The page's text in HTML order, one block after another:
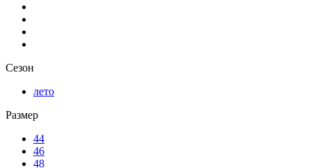
Сезон
лето
Размер
44
46
48